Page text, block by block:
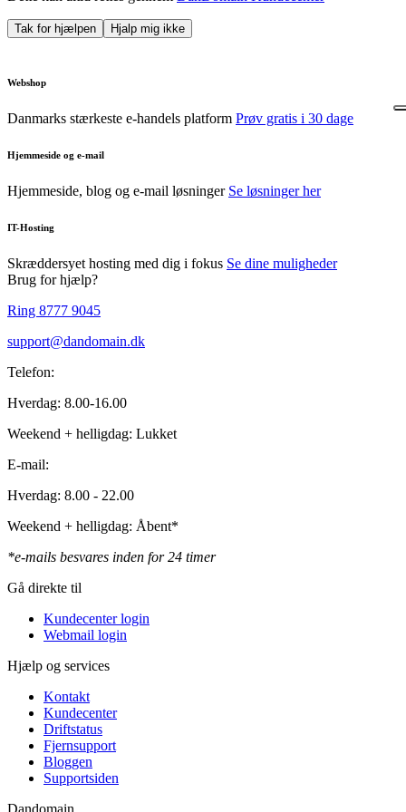
Tak for hjælpen Hjalp mig ikke
Webshop
Danmarks stærkeste e-handels platform Prøv gratis i 30 dage
Hjemmeside og e-mail
Hjemmeside, blog og e-mail løsninger Se løsninger her
IT-Hosting
Skræddersyet hosting med dig i fokus Se dine muligheder
Brug for hjælp?
Ring 8777 9045
support@dandomain.dk
Telefon:
Hverdag: 8.00-16.00
Weekend + helligdag: Lukket
E-mail:
Hverdag: 8.00 - 22.00
Weekend + helligdag: Åbent*
*e-mails besvares inden for 24 timer
Gå direkte til
Kundecenter login
Webmail login
Hjælp og services
Kontakt
Kundecenter
Driftstatus
Fjernsupport
Bloggen
Supportsiden
Dandomain